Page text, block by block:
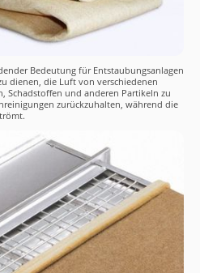
Bedeutung für Entstaubungsanlagen
dienen, die Luft von verschiedenen
Schadstoffen und anderen Partikeln zu
zurückzuhalten, während die